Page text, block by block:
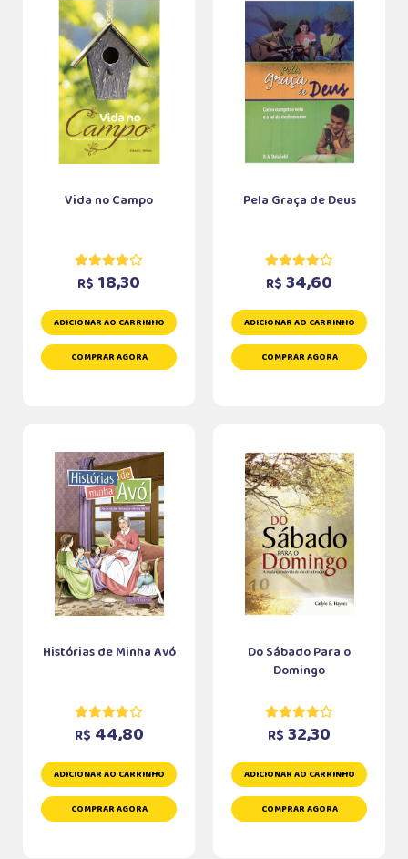
Vida no Campo
R$ 18,30
ADICIONAR AO CARRINHO
COMPRAR AGORA
Pela Graça de Deus
R$ 34,60
ADICIONAR AO CARRINHO
COMPRAR AGORA
Histórias de Minha Avó
R$ 44,80
ADICIONAR AO CARRINHO
COMPRAR AGORA
Do Sábado Para o
Domingo
R$ 32,30
ADICIONAR AO CARRINHO
COMPRAR AGORA